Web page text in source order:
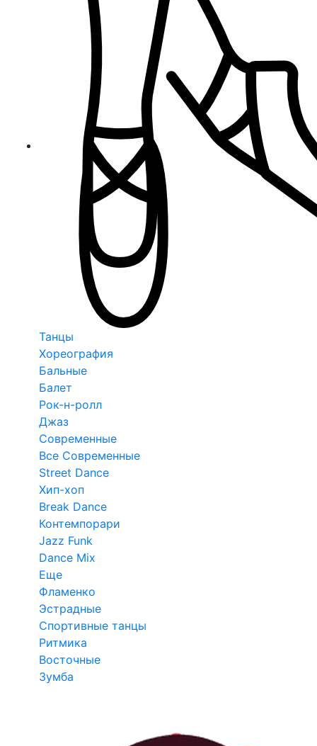
Танцы
Хореография
Бальные
Балет
Рок-н-ролл
Джаз
Современные
Все Современные
Street Dance
Хип-хоп
Break Dance
Контемпорари
Jazz Funk
Dance Mix
Еще
Фламенко
Эстрадные
Спортивные танцы
Ритмика
Восточные
Зумба